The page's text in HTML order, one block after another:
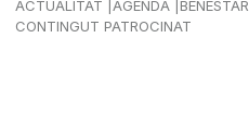
ACTUALITAT AGENDA BENESTAR
CONTINGUT PATROCINAT